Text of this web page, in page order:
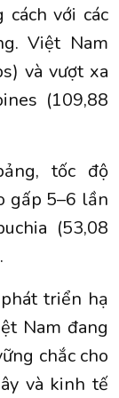
cách với các
Việt Nam
và vượt xa
(109,88
tốc độ
gấp 5–6 lần
(53,08
triển hạ
Nam đang
chắc cho
và kinh tế